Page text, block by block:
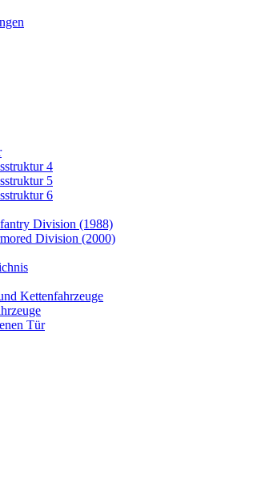
4
5
6
Division (1988)
Division (2000)
Kettenfahrzeuge
Tür